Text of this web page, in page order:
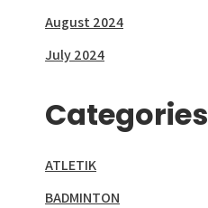
August 2024
July 2024
Categories
ATLETIK
BADMINTON